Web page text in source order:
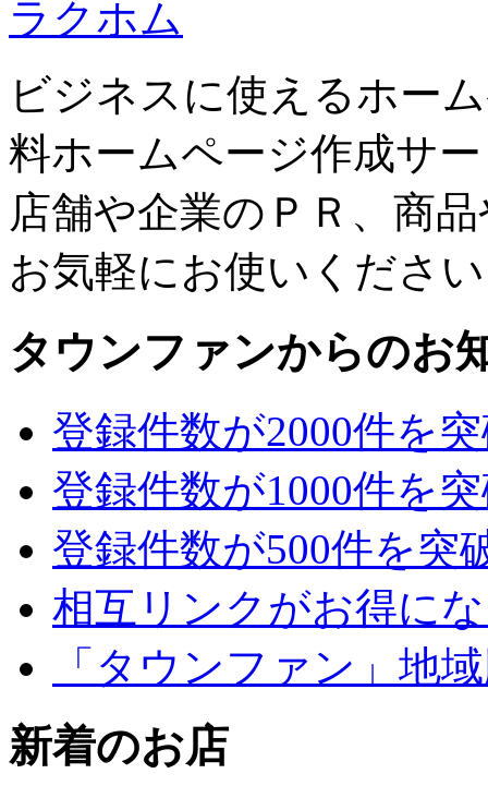
ラクホム
ビジネスに使えるホー
料ホームページ作成サ
店舗や企業のＰＲ、商
お気軽にお使いくださ
タウンファンからのお
登録件数が2000件を
登録件数が1000件を
登録件数が500件を突
相互リンクがお得に
「タウンファン」地
新着のお店